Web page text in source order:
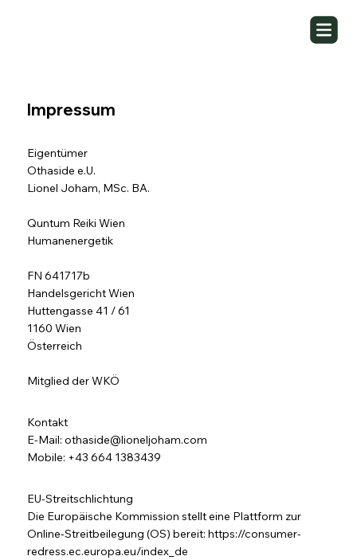
Impressum
Eigentümer
Othaside e.U.
Lionel Joham, MSc. BA.
Quntum Reiki Wien
Humanenergetik
FN 641717b
Handelsgericht Wien
Huttengasse 41 / 61
1160 Wien
Österreich
Mitglied der WKÖ
Kontakt
E-Mail: othaside@lioneljoham.com
Mobile: +43 664 1383439
EU-Streitschlichtung
Die Europäische Kommission stellt eine Plattform zur
Online-Streitbeilegung (OS) bereit: https://consumer-
redress.ec.europa.eu/index_de